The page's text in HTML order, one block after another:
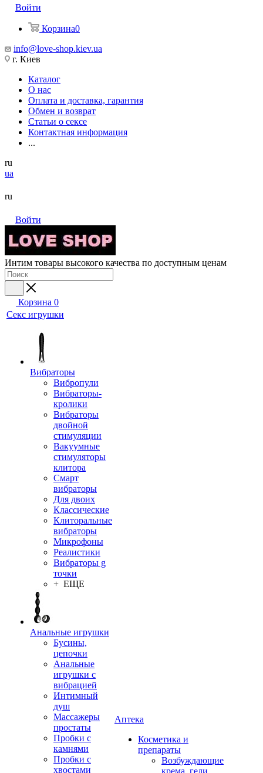
Войти
Корзина0
info@love-shop.kiev.ua
г. Киев
Каталог
О нас
Оплата и доставка, гарантия
Обмен и возврат
Статьи о сексе
Контактная информация
...
ru
ua
ru
Войти
Интим товары высокого качества по доступным ценам
Корзина 0
Секс игрушки
Вибраторы
Вибропули
Вибраторы-
кролики
Вибраторы
двойной
стимуляции
Вакуумные
стимуляторы
клитора
Смарт
вибраторы
Для двоих
Классические
Клиторальные
вибраторы
Микрофоны
Реалистики
Вибраторы g
точки
+ ЕЩЕ
Анальные игрушки
Бусины,
цепочки
Анальные
игрушки с
вибрацией
Интимный
душ
Массажеры
простаты
Пробки с
камнями
Пробки с
хвостами
Аптека
Косметика и
препараты
Возбуждающие
крема, гели